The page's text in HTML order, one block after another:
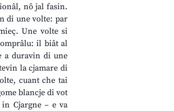
nô jal fasin.
di une volte: par
Une volte si
il biât al
a duravin di une
la cjamare di
cuant che tai
blancje di vot
Cjargne – e va